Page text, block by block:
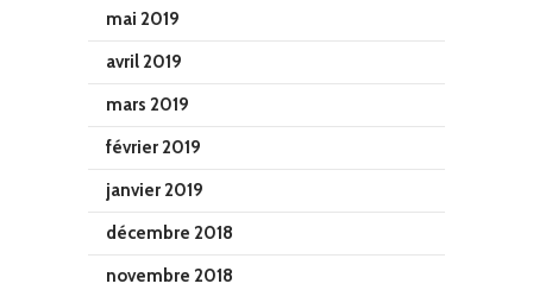
mai 2019
avril 2019
mars 2019
février 2019
janvier 2019
décembre 2018
novembre 2018